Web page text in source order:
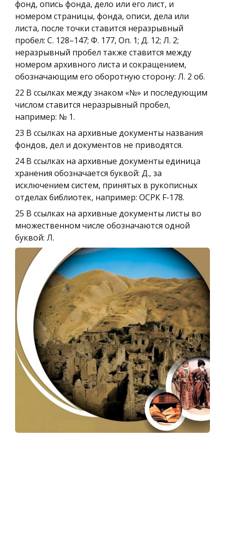
фонд, опись фонда, дело или его лист, и
номером страницы, фонда, описи, дела или
листа, после точки ставится неразрывный
пробел: С. 128–147; Ф. 177, Оп. 1; Д. 12; Л. 2;
неразрывный пробел также ставится между
номером архивного листа и сокращением,
обозначающим его оборотную сторону: Л. 2 об.
22 В ссылках между знаком «№» и последующим
числом ставится неразрывный пробел,
например: № 1.
23 В ссылках на архивные документы названия
фондов, дел и документов не приводятся.
24 В ссылках на архивные документы единица
хранения обозначается буквой: Д., за
исключением систем, принятых в рукописных
отделах библиотек, например: ОСРК F-178.
25 В ссылках на архивные документы листы во
множественном числе обозначаются одной
буквой: Л.